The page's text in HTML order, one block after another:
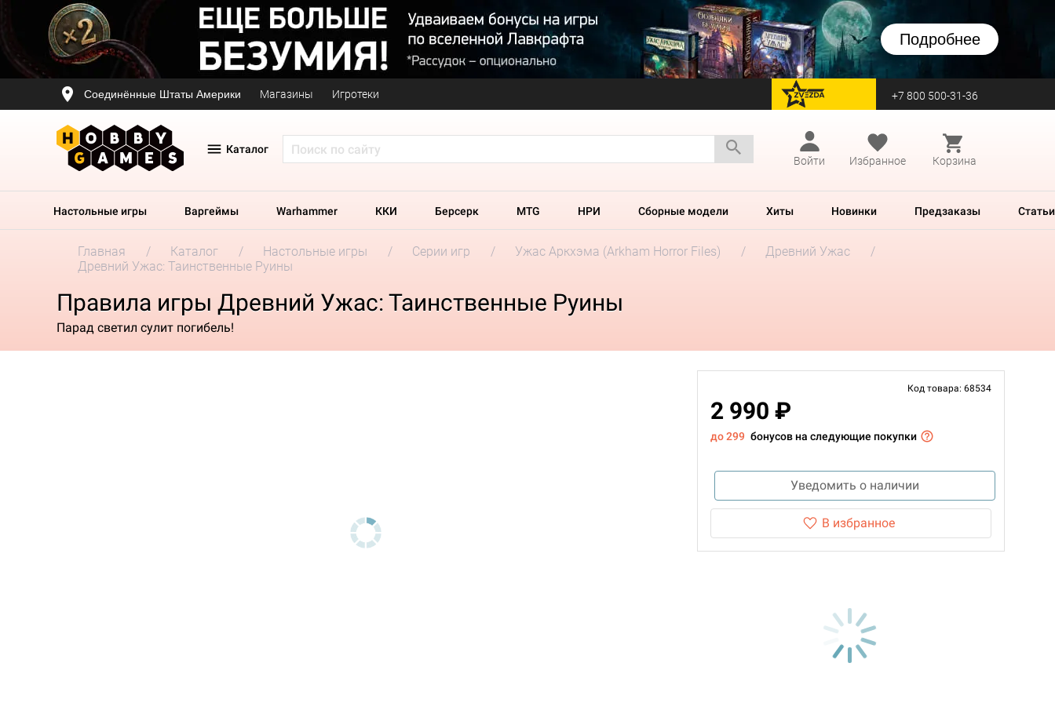
Подробнее
Соединённые Штаты Америки Магазины Игротеки перейти на Zvezda +7 800 500-31-36
Каталог
Войти
Избранное Корзина
Настольные игры Варгеймы Warhammer ККИ Берсерк MTG НРИ Сборные модели Хиты Новинки Предзаказы Статьи
Главная Каталог Настольные игры Серии игр Ужас Аркхэма (Arkham Horror Files)
Древний Ужас
Древний Ужас: Таинственные Руины
Правила игры Древний Ужас: Таинственные Руины
Парад светил сулит погибель!
Код товара: 68534
2 990 ₽
до 299 бонусов на следующие покупки
Уведомить о наличии
В избранное